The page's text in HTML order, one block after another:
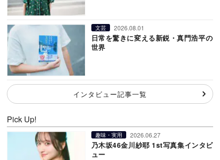
文芸 2026.08.01
日常を驚きに変える新鋭・真門浩平の
世界
インタビュー記事一覧
Pick Up!
趣味・実用 2026.06.27
乃木坂46金川紗耶 1st写真集インタビ
ュー